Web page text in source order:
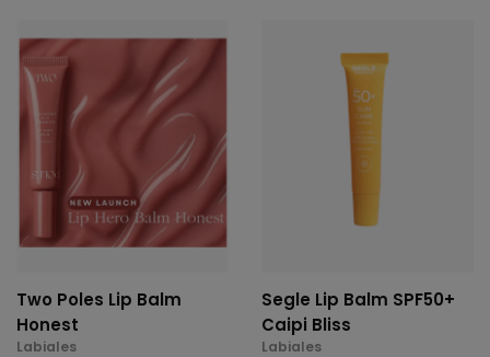
Two Poles Lip Balm
Honest
Labiales
Segle Lip Balm SPF50+
Caipi Bliss
Labiales